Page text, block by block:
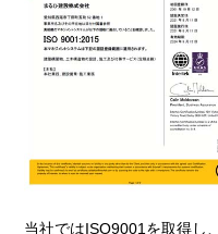
当社ではISO9001を取得し